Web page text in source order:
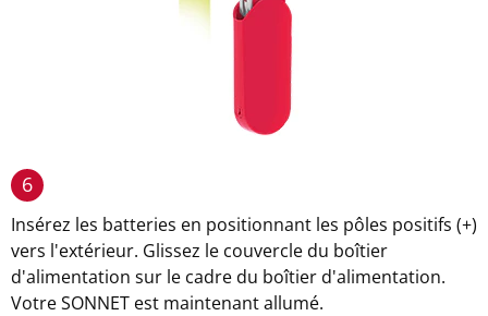
6
Insérez les batteries en positionnant les pôles positifs (+)
vers l'extérieur. Glissez le couvercle du boîtier
d'alimentation sur le cadre du boîtier d'alimentation.
Votre SONNET est maintenant allumé.